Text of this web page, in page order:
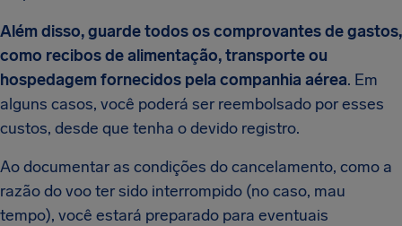
Além disso, guarde todos os comprovantes de gastos,
como recibos de alimentação, transporte ou
hospedagem fornecidos pela companhia aérea. Em
alguns casos, você poderá ser reembolsado por esses
custos, desde que tenha o devido registro.
Ao documentar as condições do cancelamento, como a
razão do voo ter sido interrompido (no caso, mau
tempo), você estará preparado para eventuais